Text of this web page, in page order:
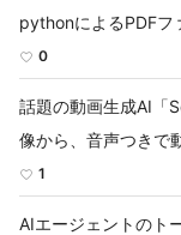
pythonによるPDFフ
0
話題の動画生成AI「
像から、音声つきで
1
AIエージェントのト